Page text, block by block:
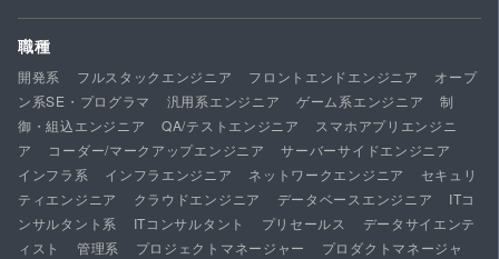
職種
開発系 フルスタックエンジニア フロントエンドエンジニア
オープ
ン系SE・プログラマ
汎用系エンジニア ゲーム系エンジニア
制
御・組込エンジニア
QA/テストエンジニア
スマホアプリエンジニ
ア
コーダー/マークアップエンジニア
サーバーサイドエンジニア
インフラ系
インフラエンジニア ネットワークエンジニア
セキュリ
ティエンジニア
クラウドエンジニア データベースエンジニア
ITコ
ンサルタント系
ITコンサルタント プリセールス
データサイエンテ
ィスト
管理系 プロジェクトマネージャー
プロダクトマネージャ